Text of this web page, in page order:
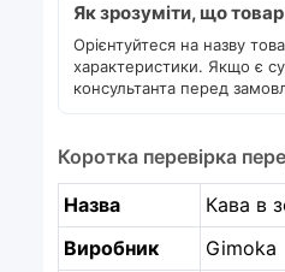
Як зрозуміти, що
Орієнтуйтеся на назву
характеристики. Якщо є
консультанта перед
Коротка перевірка
Назва
Кава в
Виробник
Gimoka